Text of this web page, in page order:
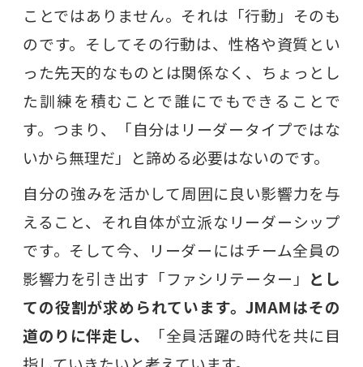
ことではありません。それは「行動」そのも
のです。そしてその行動は、性格や資質とい
った先天的なものとは関係なく、ちょっとし
た訓練を積むことで誰にでもできることで
す。つまり、「自分はリーダータイプではな
いから無理だ」と諦める必要はないのです。
自分の強みを活かして周囲に良い影響力を与
えること、それ自体が立派なリーダーシップ
です。そして今、リーダーにはチーム全員の
影響力を引き出す「ファシリテーター」 とし
ての役割が求められています。JMAMはその
道のりに伴走し、
「全員活躍の時代を共に目